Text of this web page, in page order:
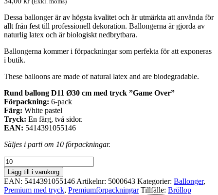
Dessa ballonger är av högsta kvalitet och är utmärkta att använda för
allt från fest till professionell dekoration. Ballongerna är gjorda av
naturlig latex och är biologiskt nedbrytbara.
Ballongerna kommer i förpackningar som perfekta för att exponeras
i butik.
These balloons are made of natural latex and are biodegradable.
Rund ballong D11 Ø30 cm med tryck ”Game Over”
Förpackning: 6-pack
Färg: White pastel
Tryck: En färg, två sidor.
EAN: 5414391055146
Säljes i parti om 10 förpackningar.
Premiumförpackning
Ø30
cm
-
Lägg till i varukorg
EAN: 5414391055146 Artikelnr: 5000643 Kategorier: Ballonger,
Premium med tryck, Premium­förpackningar Tillfälle: Bröllop